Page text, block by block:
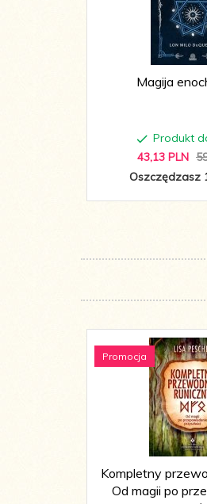
Magija
Produkt
43,13 PLN
Oszczędzasz
Promocja
Kompletny
Od magii po